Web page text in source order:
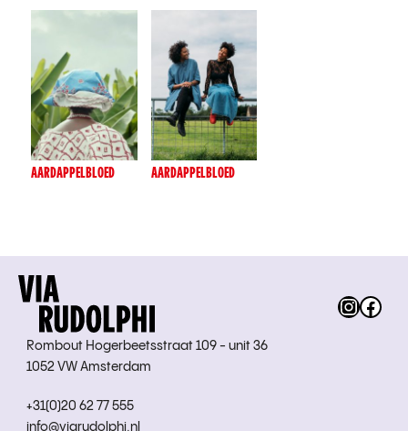
AARDAPPELBLOED AARDAPPELBLOED
Rombout Hogerbeetsstraat 109 - unit 36
1052 VW Amsterdam
+31(0)20 62 77 555
info@viarudolphi.nl